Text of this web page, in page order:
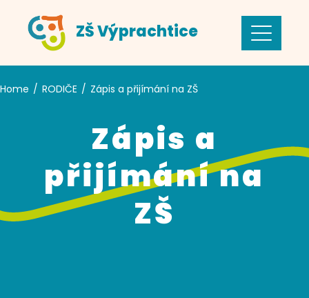
content
ZŠ Výprachtice
Zápis a
přijímání na
ZŠ
Home RODIČE Zápis a přijímání na ZŠ